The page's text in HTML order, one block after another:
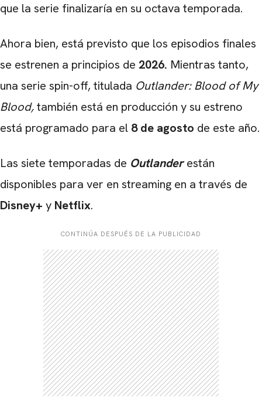
que la serie finalizaría en su octava temporada.
Ahora bien, está previsto que los episodios finales
se estrenen a principios de 2026. Mientras tanto,
una serie spin-off, titulada Outlander: Blood of My
Blood,también está en producción y su estreno
está programado para el 8 de agosto de este año.
Las siete temporadas de Outlanderestán
disponibles para ver en streaming en a través de
Disney+ y Netflix.
CONTINÚA DESPUÉS DE LA PUBLICIDAD